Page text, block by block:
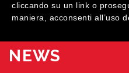
HOME
AZIENDA
NEWS
cliccando su un link o
maniera, acconsenti all’uso